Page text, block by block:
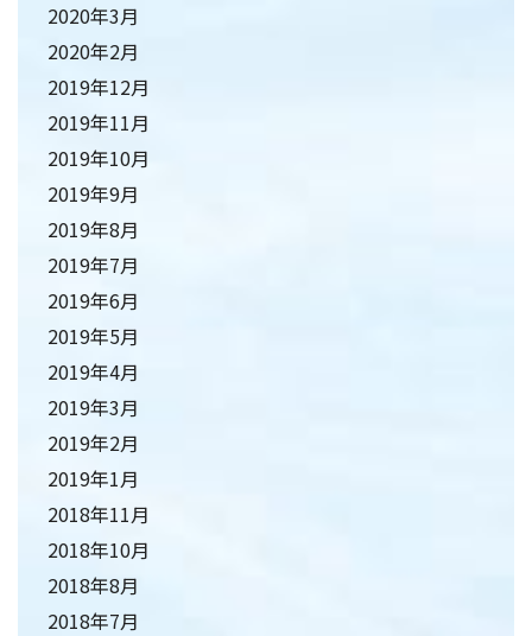
2020年3月
2020年2月
2019年12月
2019年11月
2019年10月
2019年9月
2019年8月
2019年7月
2019年6月
2019年5月
2019年4月
2019年3月
2019年2月
2019年1月
2018年11月
2018年10月
2018年8月
2018年7月